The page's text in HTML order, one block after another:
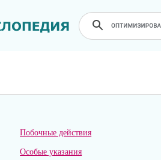
Побочные действия
Особые указания